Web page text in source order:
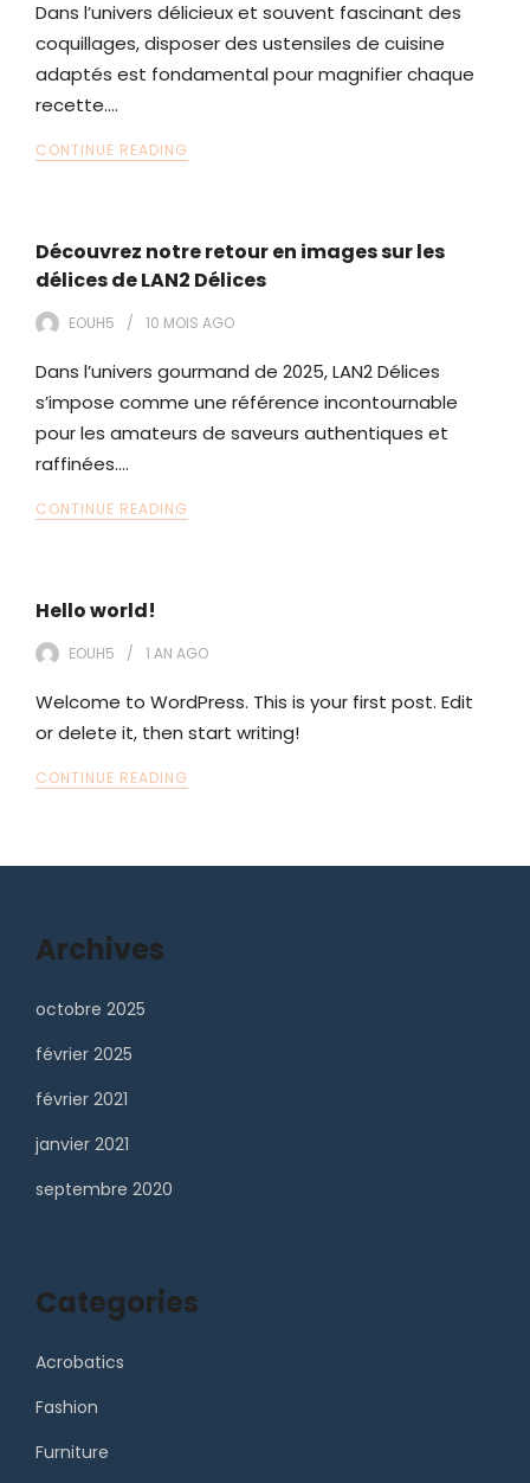
Dans l’univers délicieux et souvent fascinant des
coquillages, disposer des ustensiles de cuisine
adaptés est fondamental pour magnifier chaque
recette.…
CONTINUE READING
Découvrez notre retour en images sur les
délices de LAN2 Délices
EOUH5 10 MOIS AGO
Dans l’univers gourmand de 2025, LAN2 Délices
s’impose comme une référence incontournable
pour les amateurs de saveurs authentiques et
raffinées.…
CONTINUE READING
Hello world!
EOUH5 1 AN AGO
Welcome to WordPress. This is your first post. Edit
or delete it, then start writing!
CONTINUE READING
Archives
octobre 2025
février 2025
février 2021
janvier 2021
septembre 2020
Categories
Acrobatics
Fashion
Furniture